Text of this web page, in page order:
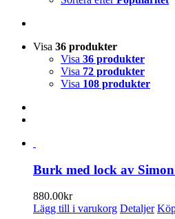
Visa 36 produkter
Visa 36 produkter
Visa 72 produkter
Visa 108 produkter
Burk med lock av
880.00kr
Lägg till i varukorg Detaljer